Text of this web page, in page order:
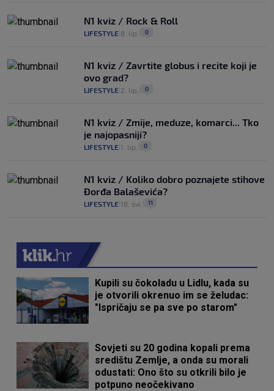
N1 kviz / Rock & Roll
LIFESTYLE 8. lip. 0
N1 kviz / Zavrtite globus i recite koji je
ovo grad?
LIFESTYLE 2. lip. 0
N1 kviz / Zmije, meduze, komarci... Tko
je najopasniji?
LIFESTYLE 1. lip. 0
N1 kviz / Koliko dobro poznajete stihove
Đorđa Balaševića?
LIFESTYLE 18. svi. 11
Kupili su čokoladu u Lidlu, kada su
je otvorili okrenuo im se želudac:
"Ispričaju se pa sve po starom"
Sovjeti su 20 godina kopali prema
središtu Zemlje, a onda su morali
odustati: Ono što su otkrili bilo je
potpuno neočekivano